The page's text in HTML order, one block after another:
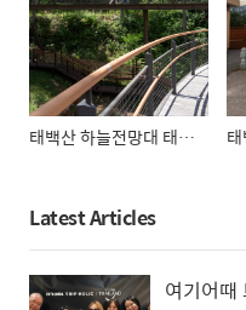
주신 내용이 있었는데요.
이라고 원하는 태국 버킷 여
상을 통해 태국 관광청의 특별
태백산 하늘전망대 태백 여행 가볼만한곳
Latest Articles